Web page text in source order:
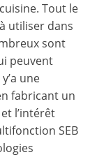
Tout le
utiliser dans
sont
peuvent
une
fabricant un
l’intérêt
SEB